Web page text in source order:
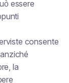
essere
consente
la